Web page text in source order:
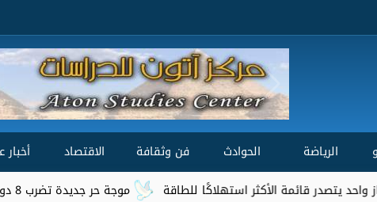
الرياضة الحوادث فن وثقافة الاقتصاد أخبار
موجة حر جديدة تضرب 8 دول عربية.. هل تتجاوز الحرارة 50 درجة؟ الأكثر استهلاكًا للطاقة